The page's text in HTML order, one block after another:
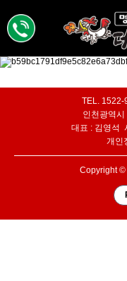
TEL.
인천광역
대표 : 김영석
개인
Copyright ©